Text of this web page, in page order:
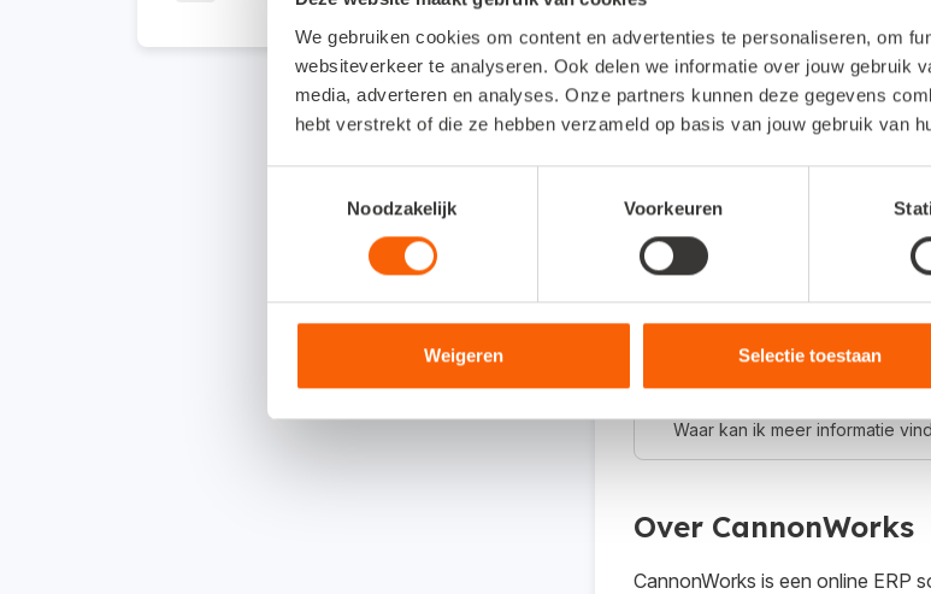
We gebruiken cookies om content en advertenties te personaliseren, om
websiteverkeer te analyseren. Ook delen we informatie over jouw gebruik
media, adverteren en analyses. Onze partners kunnen deze gegevens
hebt verstrekt of die ze hebben verzameld op basis van jouw gebruik van
Noodzakelijk
Voorkeuren
Weigeren Selectie toestaan
Veelgestelde vragen
Dit is een API-koppeling. Een
gebruiken als je werkt met een
Hoe activeer ik de koppeling?
Waar kan ik meer informatie
Over CannonWorks
CannonWorks is een online ERP